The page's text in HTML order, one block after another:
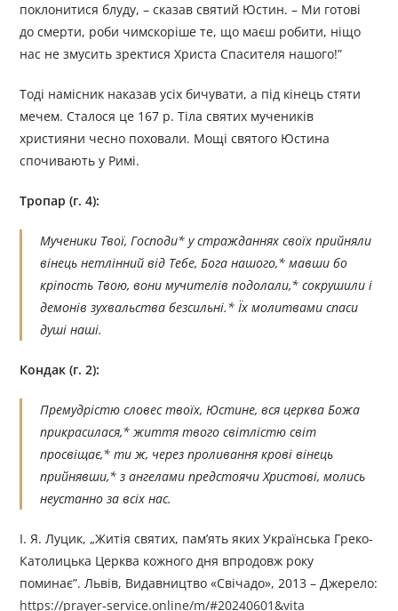
поклонитися блуду, – сказав святий Юстин. – Ми готові
до смерти, роби чимскоріше те, що маєш робити, ніщо
нас не змусить зректися Христа Спасителя нашого!”
Тоді намісник наказав усіх бичувати, а під кінець стяти
мечем. Сталося це 167 р. Тіла святих мучеників
християни чесно поховали. Мощі святого Юстина
спочивають у Римі.
Тропар (г. 4):
Мученики Твої, Господи* у стражданнях своїх прийняли
вінець нетлінний від Тебе, Бога нашого,* мавши бо
кріпость Твою, вони мучителів подолали,* сокрушили і
демонів зухвальства безсильні.* Їх молитвами спаси
душі наші.
Кондак (г. 2):
Премудрістю словес твоїх, Юстине, вся церква Божа
прикрасилася,* життя твого світлістю світ
просвіщає,* ти ж, через проливання крові вінець
прийнявши,* з ангелами предстоячи Христові, молись
неустанно за всіх нас.
І. Я. Луцик, „Житія святих, пам’ять яких Українська Греко-
Католицька Церква кожного дня впродовж року
поминає”. Львів, Видавництво «Свічадо», 2013 – Джерелo:
https://prayer-service.online/m/#20240601&vita